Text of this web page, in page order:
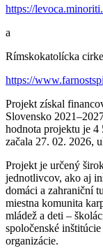
https://
a
Rímskokatolícka
https://
Projekt získal
Slovensko
hodnota projektu je 4
začala 27. 02. 2026,
Projekt je určený
jednotlivcov, ako aj
domáci a zahraniční
miestna komunita
mládež a deti –
spoločenské
organizácie.